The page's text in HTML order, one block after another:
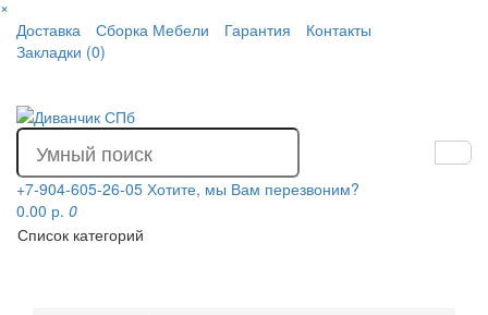
×
Доставка
Сборка Мебели Гарантия
Контакты
Закладки (0)
+7-904-605-26-05 Хотите, мы Вам перезвоним?
0.00 р. 0
Список категорий